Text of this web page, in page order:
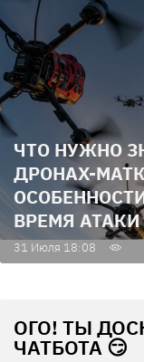
ЧТО НУЖНО
ДРОНАХ-
ВРЕМЯ АТАКИ
31 Июля 18:08
ОГО! ТЫ
ЧАТБОТА 😏